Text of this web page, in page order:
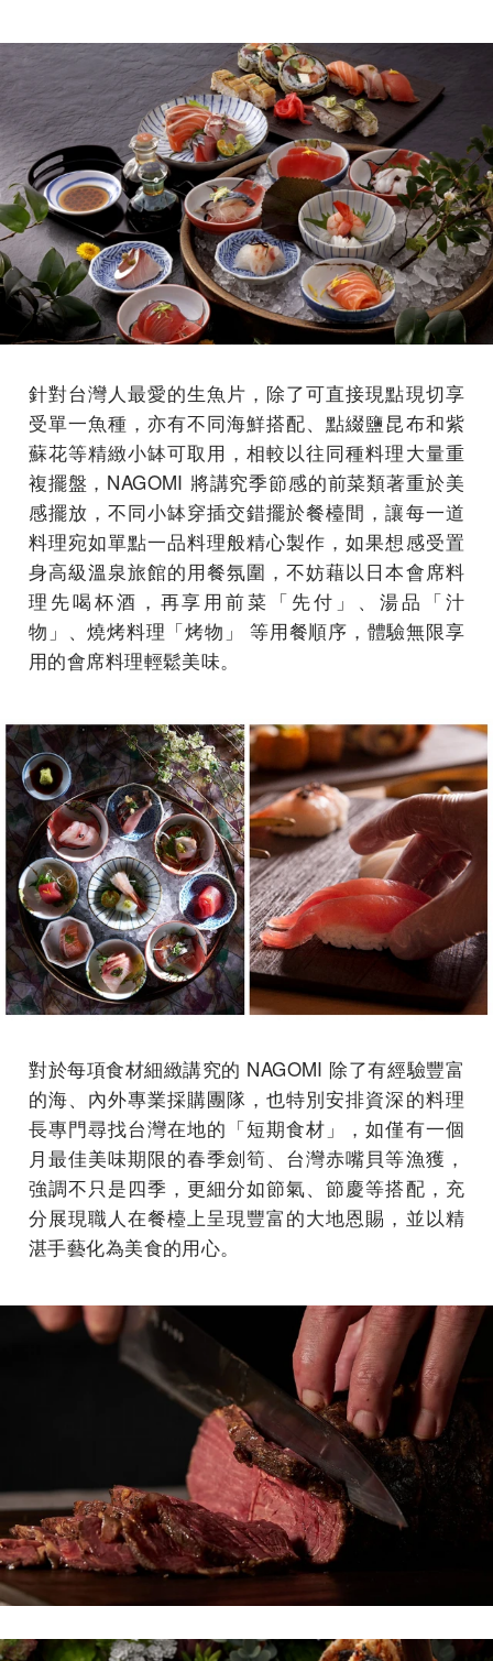
針對台灣⼈最愛的⽣⿂⽚，除了可直接現點現切享
受單⼀⿂種，亦有不同海鮮搭配、點綴鹽昆布和紫
蘇花等精緻⼩缽可取⽤，相較以往同種料理⼤量重
複擺盤，NAGOMI 將講究季節感的前菜類著重於美
感擺放，不同⼩缽穿插交錯擺於餐檯間，讓每⼀道
料理宛如單點⼀品料理般精⼼製作，如果想感受置
⾝⾼級溫泉旅館的⽤餐氛圍，不妨藉以⽇本會席料
理先喝杯酒，再享⽤前菜「先付」、湯品「汁
物」、燒烤料理「烤物」 等⽤餐順序，體驗無限享
⽤的會席料理輕鬆美味。
對於每項食材細緻講究的 NAGOMI 除了有經驗豐富
的海、內外專業採購團隊，也特別安排資深的料理
⻑專⾨尋找台灣在地的「短期⻝材」，如僅有⼀個
⽉最佳美味期限的春季劍筍、台灣⾚嘴⾙等漁獲，
強調不只是四季，更細分如節氣、節慶等搭配，充
分展現職⼈在餐檯上呈現豐富的⼤地恩賜，並以精
湛⼿藝化為美⻝的⽤⼼。